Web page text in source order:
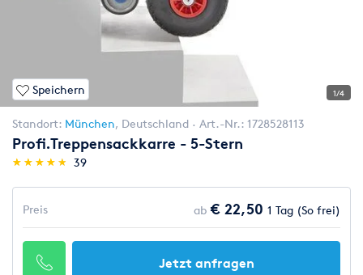
Speichern 1/4
Standort: München, Deutschland Art.-Nr.: 1728528113
Profi.Treppensackkarre - 5-Stern
(*)
★
★
(*)★
★
(*) ★
★
(*) ★
★
(*) ★
★ 39
Preis ab € 22,50 1 Tag (So frei)
Jetzt anfragen